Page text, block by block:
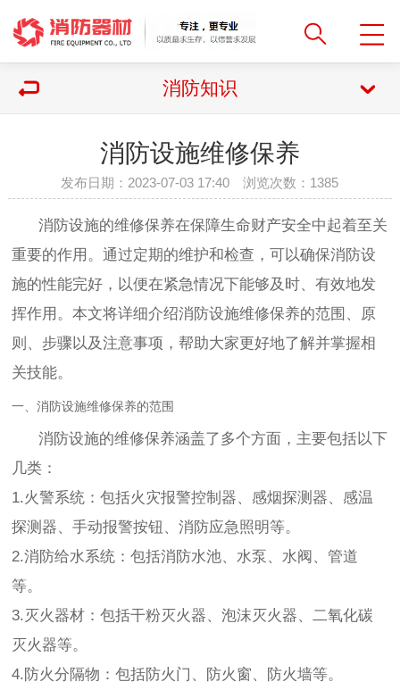
消防知识
消防设施维修保养
发布日期：2023-07-03 17:40 浏览次数： 1385
消防设施的维修保养在保障生命财产安全中起着至关
重要的作用。通过定期的维护和检查，可以确保消防设
施的性能完好，以便在紧急情况下能够及时、有效地发
挥作用。本文将详细介绍消防设施维修保养的范围、原
则、步骤以及注意事项，帮助大家更好地了解并掌握相
关技能。
一、消防设施维修保养的范围
消防设施的维修保养涵盖了多个方面，主要包括以下
几类：
1.火警系统：包括火灾报警控制器、感烟探测器、感温
探测器、手动报警按钮、消防应急照明等。
2.消防给水系统：包括消防水池、水泵、水阀、管道
等。
3.灭火器材：包括干粉灭火器、泡沫灭火器、二氧化碳
灭火器等。
4.防火分隔物：包括防火门、防火窗、防火墙等。